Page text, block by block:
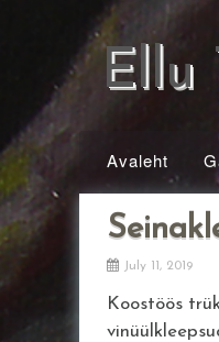
to
content
Ellu
Avaleht
July 11, 2019
Koostöös